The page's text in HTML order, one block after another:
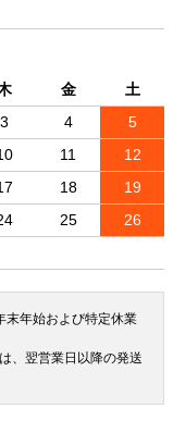
金
土
3 4
5
11
12
18
19
25
26
末年始および特定休業
、翌営業日以降の発送